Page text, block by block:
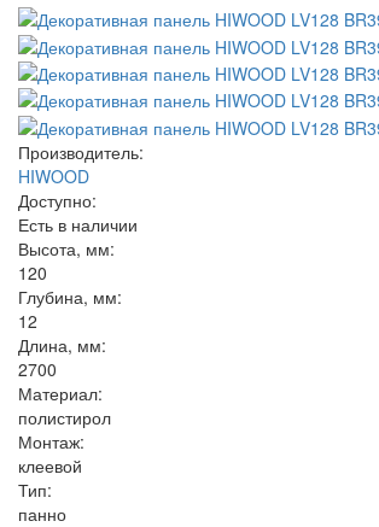
Производитель:
HIWOOD
Доступно:
Есть в наличии
Высота, мм:
120
Глубина, мм:
12
Длина, мм:
2700
Материал:
полистирол
Монтаж:
клеевой
Тип:
панно